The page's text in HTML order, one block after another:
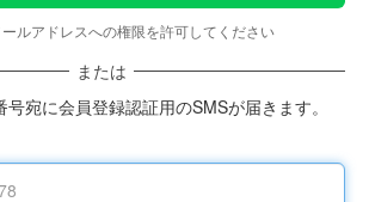
ルアドレスへの権限を許可してください
または
宛に会員登録認証用のSMSが届きます。